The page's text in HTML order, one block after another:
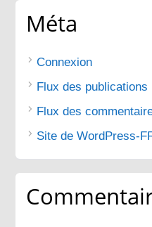
Méta
Connexion
Flux des publications
Flux des
Site de WordPress-